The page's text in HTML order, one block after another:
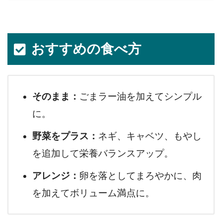
おすすめの食べ方
そのまま： ごまラー油を加えてシンプル
に。
野菜をプラス： ネギ、キャベツ、もやし
を追加して栄養バランスアップ。
アレンジ： 卵を落としてまろやかに、肉
を加えてボリューム満点に。